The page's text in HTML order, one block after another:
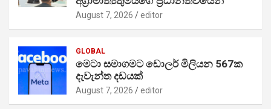
August 7, 2026 editor
GLOBAL
මෙටා සමාගමට ඩොලර් මිලියන 567ක
දැවැන්ත දඩයක්
August 7, 2026 editor